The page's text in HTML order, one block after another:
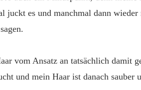
juckt es und manchmal dann
vom Ansatz an tatsächlich damit
und mein Haar ist danach sauber